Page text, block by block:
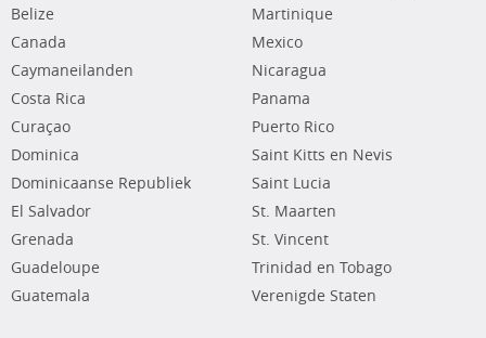
Belize
Canada
Caymaneilanden
Costa Rica
Curaçao
Dominica
Dominicaanse Republiek
El Salvador
Grenada
Guadeloupe
Guatemala
Martinique
Mexico
Nicaragua
Panama
Puerto Rico
Saint Kitts en Nevis
Saint Lucia
St. Maarten
St. Vincent
Trinidad en Tobago
Verenigde Staten